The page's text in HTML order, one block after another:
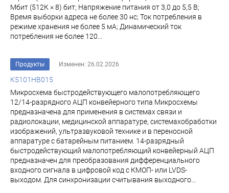
Мбит (512К × 8) бит; Напряжение питания от 3,0 до 5,5 В;
Время выборки адреса не более 30 нс; Ток потребления в
режиме хранения не более 5 мА; Динамический ток
потребления не более 120...
Продукты Изменен: 26.02.2026
К5101НВ015
Микросхема быстродействующего малопотребляющего
12/14-разрядного АЦП конвейерного типа Микросхемы
предназначена для применения в системах связи и
радиолокации, медицинской аппаратуре, системахобработки
изображений, ультразвуковой технике и в переносной
аппаратуре с батарейным питанием. 14-разрядный
быстродействующий малопотребляющий конвейерный АЦП
предназначен для преобразования дифференциального
входного сигнала в цифровой код с КМОП- или LVDS-
выходом. Для синхронизации считывания выходного...